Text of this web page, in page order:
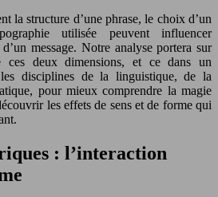
la structure d’une phrase, le choix d’un
utilisée peuvent influencer
message. Notre analyse portera sur
ces deux dimensions, et ce dans un
disciplines de la linguistique, de la
pour mieux comprendre la magie
les effets de sens et de forme qui
: l’interaction